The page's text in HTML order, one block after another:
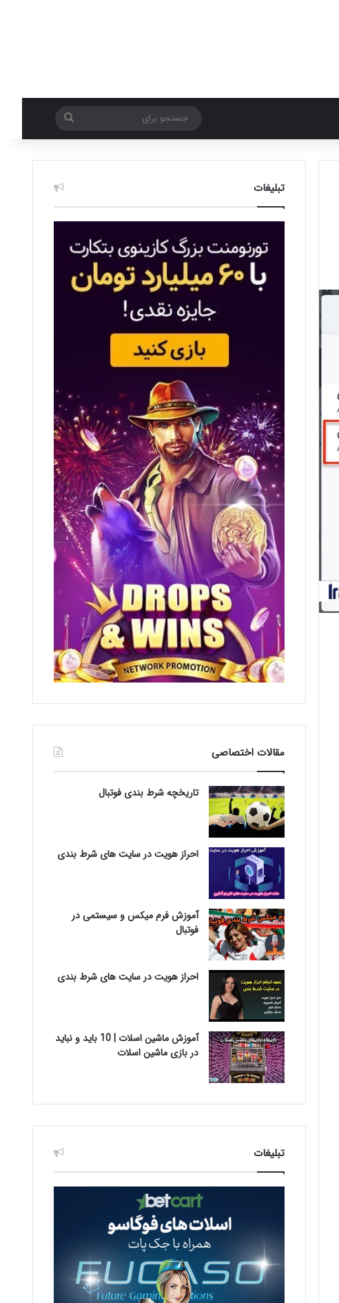
جستجو
برای
تبلیغات
مقالات اختصاصی
تاریخچه شرط بندی فوتبال
احراز هویت در سایت های شرط بندی
آموزش فرم میکس و سیستمی در
فوتبال
احراز هویت در سایت های شرط بندی
آموزش ماشین اسلات | 10 باید و نباید
در بازی ماشین اسلات
تبلیغات